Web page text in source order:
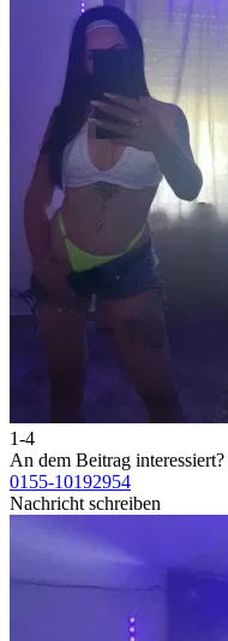
1-4
An dem Beitrag interessiert?
0155-10192954
Nachricht schreiben